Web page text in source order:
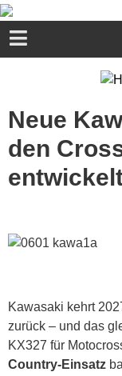
Neue
den
Kawasaki kehrt
zurück – und das
KX327 für
Country-Einsatz